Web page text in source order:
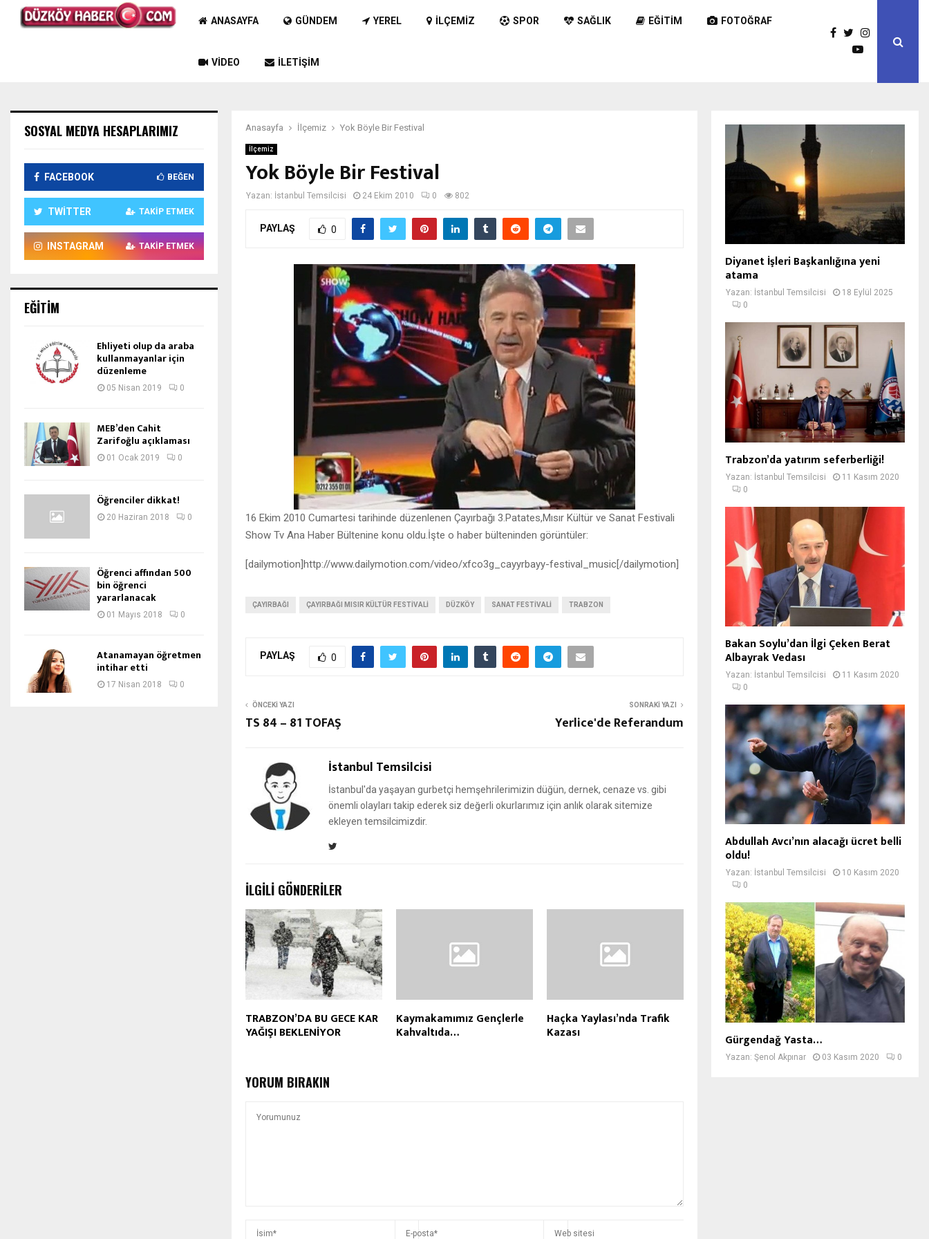
ANASAYFA GÜNDEM YEREL İLÇEMIZ SPOR SAĞLIK EĞITIM FOTOĞRAF
VIDEO İLETIŞIM
Anasayfa İlçemiz Yok Böyle Bir Festival
İlçemiz
Yok Böyle Bir Festival
Yazan: İstanbul Temsilcisi 24 Ekim 2010 0 802
PAYLAŞ 0
16 Ekim 2010 Cumartesi tarihinde düzenlenen Çayırbağı 3.Patates,Mısır Kültür ve Sanat Festivali
Show Tv Ana Haber Bültenine konu oldu.İşte o haber bülteninden görüntüler:
[dailymotion]http://www.dailymotion.com/video/xfco3g_cayyrbayy-festival_music[/dailymotion]
ÇAYIRBAĞI ÇAYIRBAĞI MISIR KÜLTÜR FESTIVALI DÜZKÖY SANAT FESTIVALI TRABZON
PAYLAŞ 0
ÖNCEKI YAZI
TS 84 – 81 TOFAŞ
SONRAKI YAZI
Yerlice'de Referandum
İstanbul Temsilcisi
İstanbul'da yaşayan gurbetçi hemşehrilerimizin düğün, dernek, cenaze vs. gibi
önemli olayları takip ederek siz değerli okurlarımız için anlık olarak sitemize
ekleyen temsilcimizdir.
İLGILI GÖNDERILER
TRABZON’DA BU GECE KAR
YAĞIŞI BEKLENİYOR
Kaymakamımız Gençlerle
Kahvaltıda…
Haçka Yaylası’nda Trafik
Kazası
YORUM BIRAKIN
SOSYAL MEDYA HESAPLARIMIZ
FACEBOOK BEĞEN
TWITTER TAKIP ETMEK
INSTAGRAM TAKIP ETMEK
EĞITIM
Ehliyeti olup da araba
kullanmayanlar için
düzenleme
05 Nisan 2019 0
MEB’den Cahit
Zarifoğlu açıklaması
01 Ocak 2019 0
Öğrenciler dikkat!
20 Haziran 2018 0
Öğrenci affından 500
bin öğrenci
yararlanacak
01 Mayıs 2018 0
Atanamayan öğretmen
intihar etti
17 Nisan 2018 0
Diyanet İşleri Başkanlığına yeni
atama
Yazan: İstanbul Temsilcisi
18 Eylül 2025
0
Trabzon’da yatırım seferberliği!
Yazan: İstanbul Temsilcisi
11 Kasım 2020
0
Bakan Soylu’dan İlgi Çeken Berat
Albayrak Vedası
Yazan: İstanbul Temsilcisi
11 Kasım 2020
0
Abdullah Avcı’nın alacağı ücret belli
oldu!
Yazan: İstanbul Temsilcisi
10 Kasım 2020
0
Gürgendağ Yasta…
Yazan: Şenol Akpınar 03 Kasım 2020 0